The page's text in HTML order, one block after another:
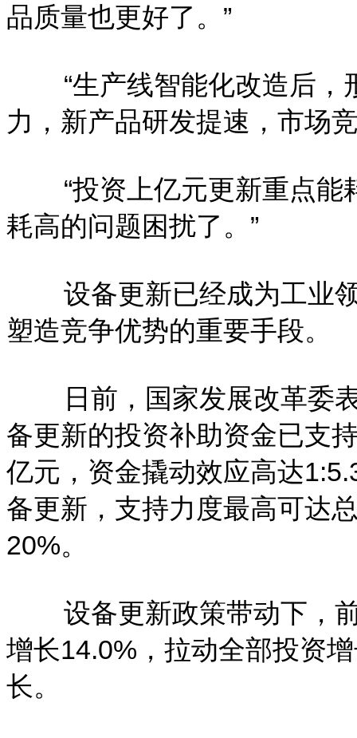
品质量也更好了。”
“生产线智能化改造后
力，新产品研发提速，市场
“投资上亿元更新重点
耗高的问题困扰了。”
设备更新已经成为工业
塑造竞争优势的重要手段。
日前，国家发展改革委
备更新的投资补助资金已支
亿元，资金撬动效应高达
备更新，支持力度最高可达
20%。
设备更新政策带动下，
增长14.0%，拉动全部投资
长。